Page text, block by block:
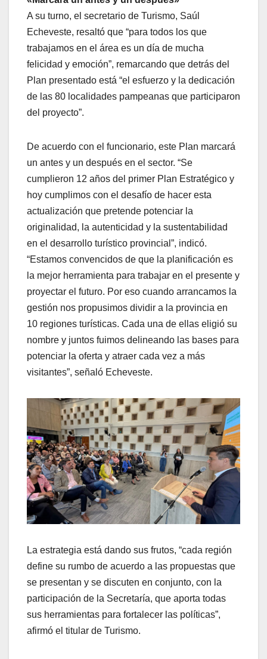
A su turno, el secretario de Turismo, Saúl
Echeveste, resaltó que “para todos los que
trabajamos en el área es un día de mucha
felicidad y emoción”, remarcando que detrás del
Plan presentado está “el esfuerzo y la dedicación
de las 80 localidades pampeanas que participaron
del proyecto”.
De acuerdo con el funcionario, este Plan marcará
un antes y un después en el sector. “Se
cumplieron 12 años del primer Plan Estratégico y
hoy cumplimos con el desafío de hacer esta
actualización que pretende potenciar la
originalidad, la autenticidad y la sustentabilidad
en el desarrollo turístico provincial”, indicó.
“Estamos convencidos de que la planificación es
la mejor herramienta para trabajar en el presente y
proyectar el futuro. Por eso cuando arrancamos la
gestión nos propusimos dividir a la provincia en
10 regiones turísticas. Cada una de ellas eligió su
nombre y juntos fuimos delineando las bases para
potenciar la oferta y atraer cada vez a más
visitantes”, señaló Echeveste.
La estrategia está dando sus frutos, “cada región
define su rumbo de acuerdo a las propuestas que
se presentan y se discuten en conjunto, con la
participación de la Secretaría, que aporta todas
sus herramientas para fortalecer las políticas”,
afirmó el titular de Turismo.